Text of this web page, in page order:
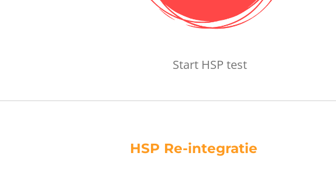
Start HSP test
HSP Re-integratie